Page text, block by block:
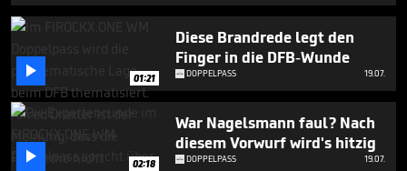
 01:21
Diese Brandrede legt den
Finger in die DFB-Wunde
DOPPELPASS 19.07.
 02:18
War Nagelsmann faul? Nach
diesem Vorwurf wird's hitzig
DOPPELPASS 19.07.